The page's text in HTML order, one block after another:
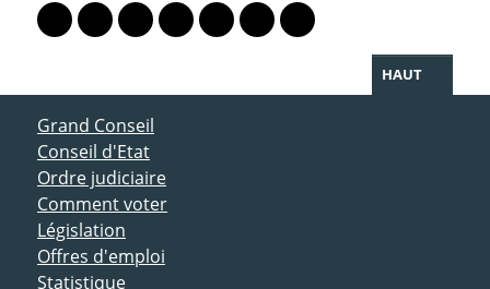
Lien vers le profil Mastodon
Lien vers le profil Bluesky
Lien vers le profil Instagram
Lien vers le profil Linkedin
Lien vers le profil Facebook
Lien vers le profil Twitter
Partager par WhatsApp
HAUT
ACCÈS DIRECT
Grand Conseil
Conseil d'Etat
Ordre judiciaire
Comment voter
Législation
Offres d'emploi
Statistique